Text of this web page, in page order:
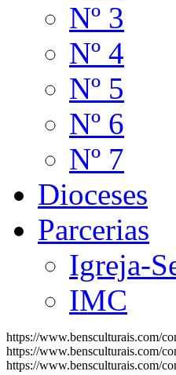
Nº 3
Nº 4
Nº 5
Nº 6
Nº 7
Dioceses
Parcerias
Igreja-
IMC
https://www.bensculturais.com/
https://www.bensculturais.com/
https://www.bensculturais.com/